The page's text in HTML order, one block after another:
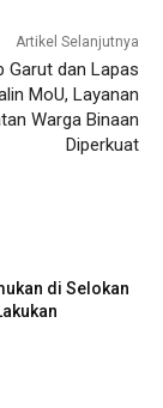
Artikel Selanjutnya
Garut dan Lapas
MoU, Layanan
Warga Binaan
Diperkuat
di Selokan